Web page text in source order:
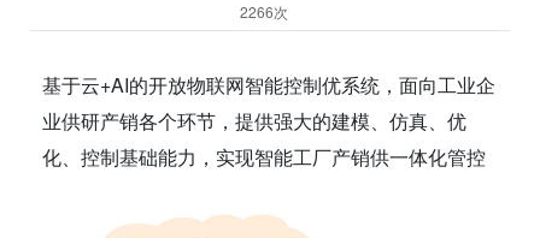
2266次
基于云+AI的开放物联网智能控制优系统，面向工业企
业供研产销各个环节，提供强大的建模、仿真、优
化、控制基础能力，实现智能工厂产销供一体化管控